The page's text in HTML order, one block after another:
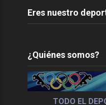
Eres nuestro
¿Quiénes somos?
TODO EL